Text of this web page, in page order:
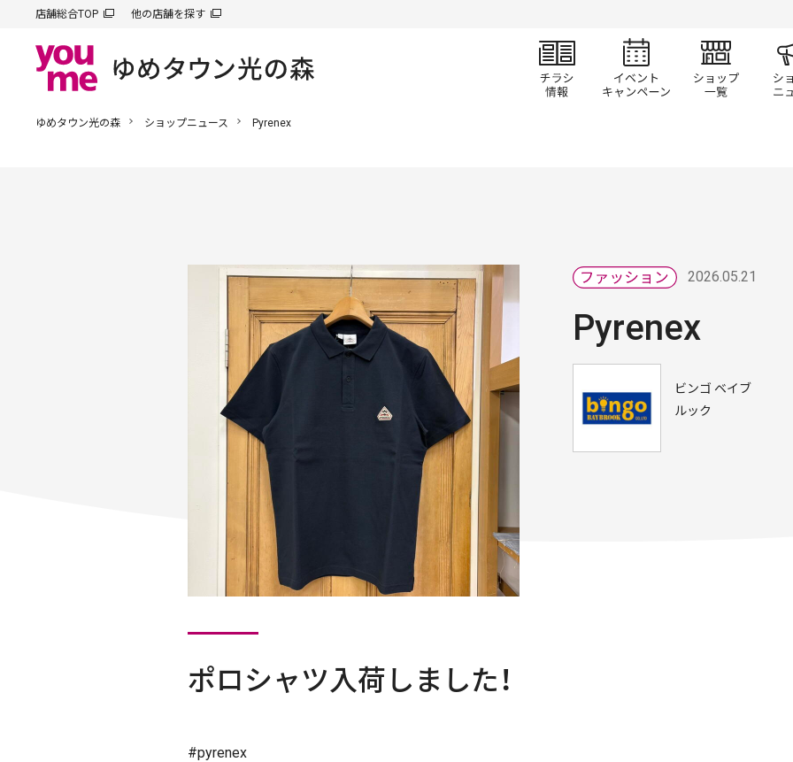
店舗総合TOP 他の店舗を探す
チラシ情報 イベント/キャン
ショ
ゆめタウン光の森 ショップニュース Pyrenex
2026.05.21
Pyrenex
ビンゴ ベイブ
ルック
ポロシャツ入荷しました！
#pyrenex